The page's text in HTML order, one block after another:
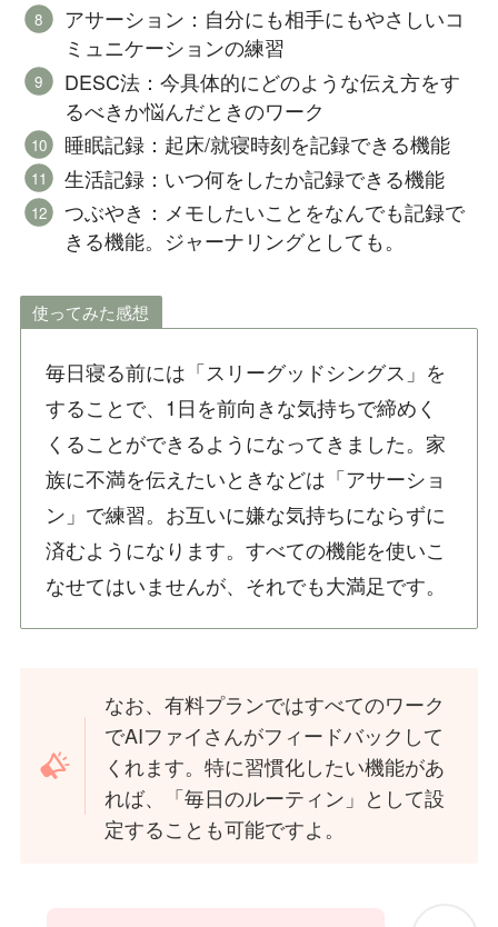
アサーション：自分にも相手にもやさしいコ
ミュニケーションの練習
DESC法：今具体的にどのような伝え方をす
るべきか悩んだときのワーク
睡眠記録：起床/就寝時刻を記録できる機能
生活記録：いつ何をしたか記録できる機能
つぶやき：メモしたいことをなんでも記録で
きる機能。ジャーナリングとしても。
使ってみた感想
毎日寝る前には「スリーグッドシングス」を
することで、1日を前向きな気持ちで締めく
くることができるようになってきました。家
族に不満を伝えたいときなどは「アサーショ
ン」で練習。お互いに嫌な気持ちにならずに
済むようになります。すべての機能を使いこ
なせてはいませんが、それでも大満足です。
なお、有料プランではすべてのワーク
でAIファイさんがフィードバックして
くれます。特に習慣化したい機能があ
れば、「毎日のルーティン」として設
定することも可能ですよ。